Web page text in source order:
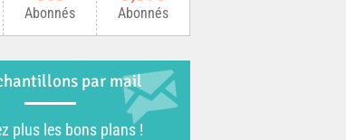
Abonnés Abonnés
par mail
plus les bons plans !